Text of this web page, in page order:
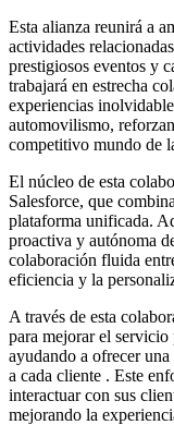
Esta alianza reunirá a
actividades
prestigiosos eventos y
trabajará en estrecha
experiencias
automovilismo,
competitivo mundo de
El núcleo de esta
Salesforce, que
plataforma unificada.
proactiva y autónoma
colaboración fluida
eficiencia y la
A través de esta
para mejorar el servicio
ayudando a ofrecer
a cada cliente . Este
interactuar con sus
mejorando la